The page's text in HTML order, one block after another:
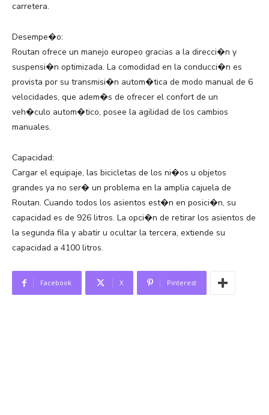
carretera.
Desempe�o:
Routan ofrece un manejo europeo gracias a la direcci�n y
suspensi�n optimizada. La comodidad en la conducci�n es
provista por su transmisi�n autom�tica de modo manual de 6
velocidades, que adem�s de ofrecer el confort de un
veh�culo autom�tico, posee la agilidad de los cambios
manuales.
Capacidad:
Cargar el equipaje, las bicicletas de los ni�os u objetos
grandes ya no ser� un problema en la amplia cajuela de
Routan. Cuando todos los asientos est�n en posici�n, su
capacidad es de 926 litros. La opci�n de retirar los asientos de
la segunda fila y abatir u ocultar la tercera, extiende su
capacidad a 4100 litros.
Facebook X Pinterest